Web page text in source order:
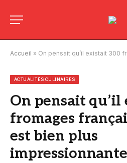
Accueil » On pensait qu’il existait 300 fromages
ACTUALITÉS CULINAIRES
On pensait qu’il
fromages
est bien plus
impressionnante